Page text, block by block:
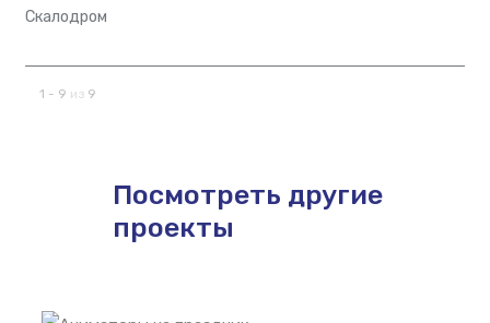
Скалодром
1 - 9 из9
Посмотреть другие
проекты